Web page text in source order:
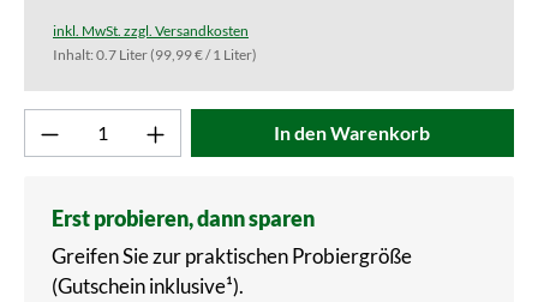
inkl. MwSt. zzgl. Versandkosten
Inhalt: 0.7 Liter(99,99 € / 1 Liter)
Produkt Anzahl: Gib den gewünschten
In den Warenkorb
Erst probieren, dann sparen
Greifen Sie zur praktischen Probiergröße
(Gutschein inklusive¹).